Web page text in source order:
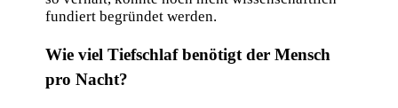
fundiert begründet werden.
Wie viel Tiefschlaf benötigt der Mensch
pro Nacht?